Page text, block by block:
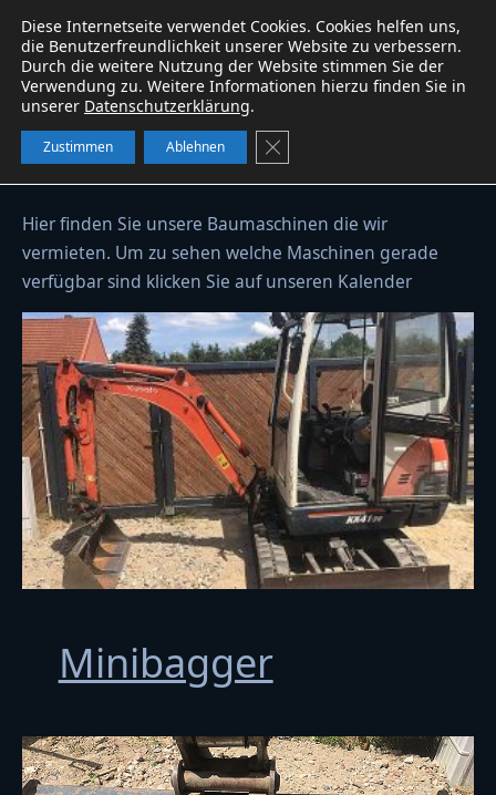
W&BBaumaschinenservice WhatsApp
Baumaschinenvermietung
Hier finden Sie unsere Baumaschinen die wir
vermieten. Um zu sehen welche Maschinen gerade
verfügbar sind klicken Sie auf unseren Kalender
Minibagger
Diese Internetseite verwendet Cookies. Cookies helfen uns,
die Benutzerfreundlichkeit unserer Website zu verbessern.
Durch die weitere Nutzung der Website stimmen Sie der
Verwendung zu. Weitere Informationen hierzu finden Sie in
unserer Datenschutzerklärung.
Zustimmen Ablehnen GDPR Cookie-Banner